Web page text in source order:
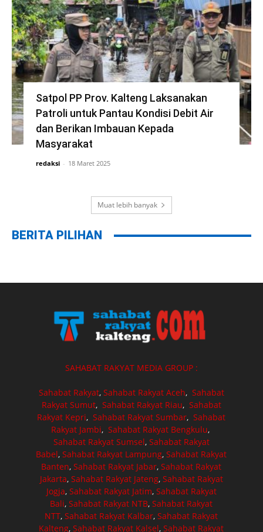
Satpol PP Prov. Kalteng Laksanakan
Patroli untuk Pantau Kondisi Debit Air
dan Berikan Imbauan Kepada
Masyarakat
redaksi - 18 Maret 2025
Muat lebih banyak
BERITA PILIHAN
SAHABAT RAKYAT MEDIA GROUP :
Sahabat Rakyat, Sahabat Rakyat Aceh, Sahabat
Rakyat Sumut, Sahabat Rakyat Riau, Sahabat
Rakyat Kepri,Sahabat Rakyat Sumbar,Sahabat
Rakyat Jambi, Sahabat Rakyat Bengkulu,
Sahabat Rakyat Sumsel, Sahabat Rakyat
Babel,Sahabat Rakyat Lampung,Sahabat Rakyat
Banten,Sahabat Rakyat Jabar,Sahabat Rakyat
Jakarta, Sahabat Rakyat Jateng, Sahabat Rakyat
Jogja, Sahabat Rakyat Jatim, Sahabat Rakyat
Bali,Sahabat Rakyat NTB,Sahabat Rakyat
NTT,Sahabat Rakyat Kalbar,Sahabat Rakyat
Kalteng,Sahabat Rakyat Kalsel,Sahabat Rakyat